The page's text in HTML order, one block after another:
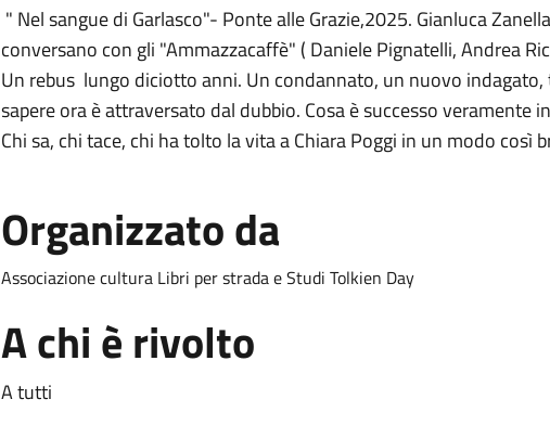
" Nel sangue di Garlasco"- Ponte alle Grazie,2025. Gianluca
conversano con gli "Ammazzacaffè" ( Daniele Pignatelli, Andrea
Un rebus lungo diciotto anni. Un condannato, un nuovo
sapere ora è attraversato dal dubbio. Cosa è successo veramente
Chi sa, chi tace, chi ha tolto la vita a Chiara Poggi in un modo così
Organizzato da
Associazione cultura Libri per strada e Studi Tolkien Day
A chi è rivolto
A tutti